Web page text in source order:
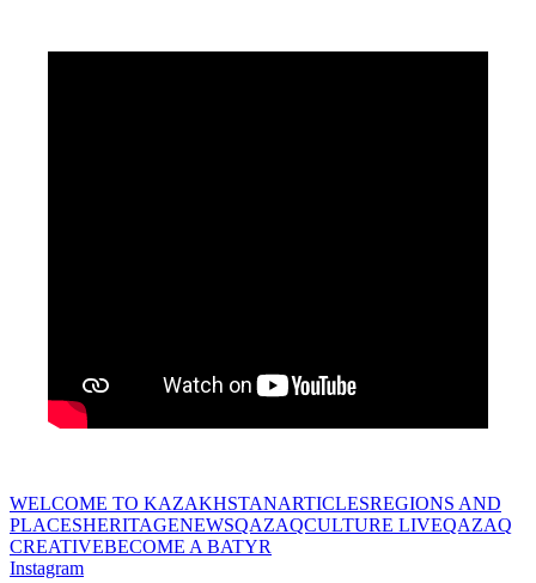
WELCOME TO KAZAKHSTANARTICLESREGIONS AND
PLACESHERITAGENEWSQAZAQCULTURE LIVEQAZAQ
CREATIVEBECOME A BATYR
Instagram